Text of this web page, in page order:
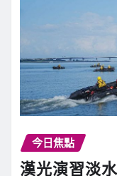
今日焦點
漢光演習淡